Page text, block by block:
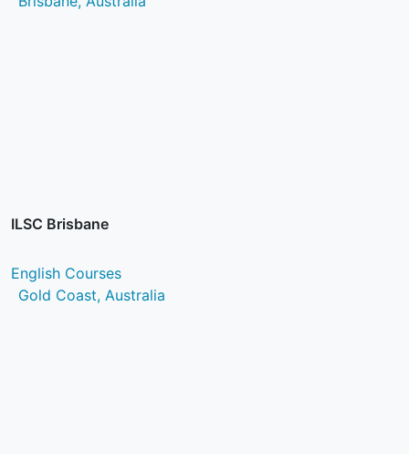
ILSC Brisbane
English Courses
Gold Coast, Australia